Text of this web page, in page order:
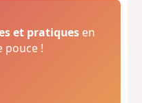
et pratiques en
pouce !